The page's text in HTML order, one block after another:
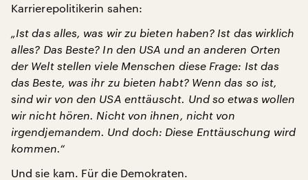
Karrierepolitikerin sahen:
„Ist das alles, was wir zu bieten haben? Ist das wirklich
alles? Das Beste? In den USA und an anderen Orten
der Welt stellen viele Menschen diese Frage: Ist das
das Beste, was ihr zu bieten habt? Wenn das so ist,
sind wir von den USA enttäuscht. Und so etwas wollen
wir nicht hören. Nicht von ihnen, nicht von
irgendjemandem. Und doch: Diese Enttäuschung wird
kommen.“
Und sie kam. Für die Demokraten.